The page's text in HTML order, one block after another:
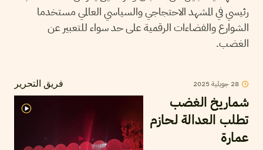
رئيسي في المشهد الاحتجاجي والسياسي العالمي مستخدما
الشوارع والفضاءات الرقمية على حد سواء للتعبير عن
الغضب.
فريق التحرير 28 جويلية 2025
شماريخ الغضب
تطلب العدالة لحازم
عمارة